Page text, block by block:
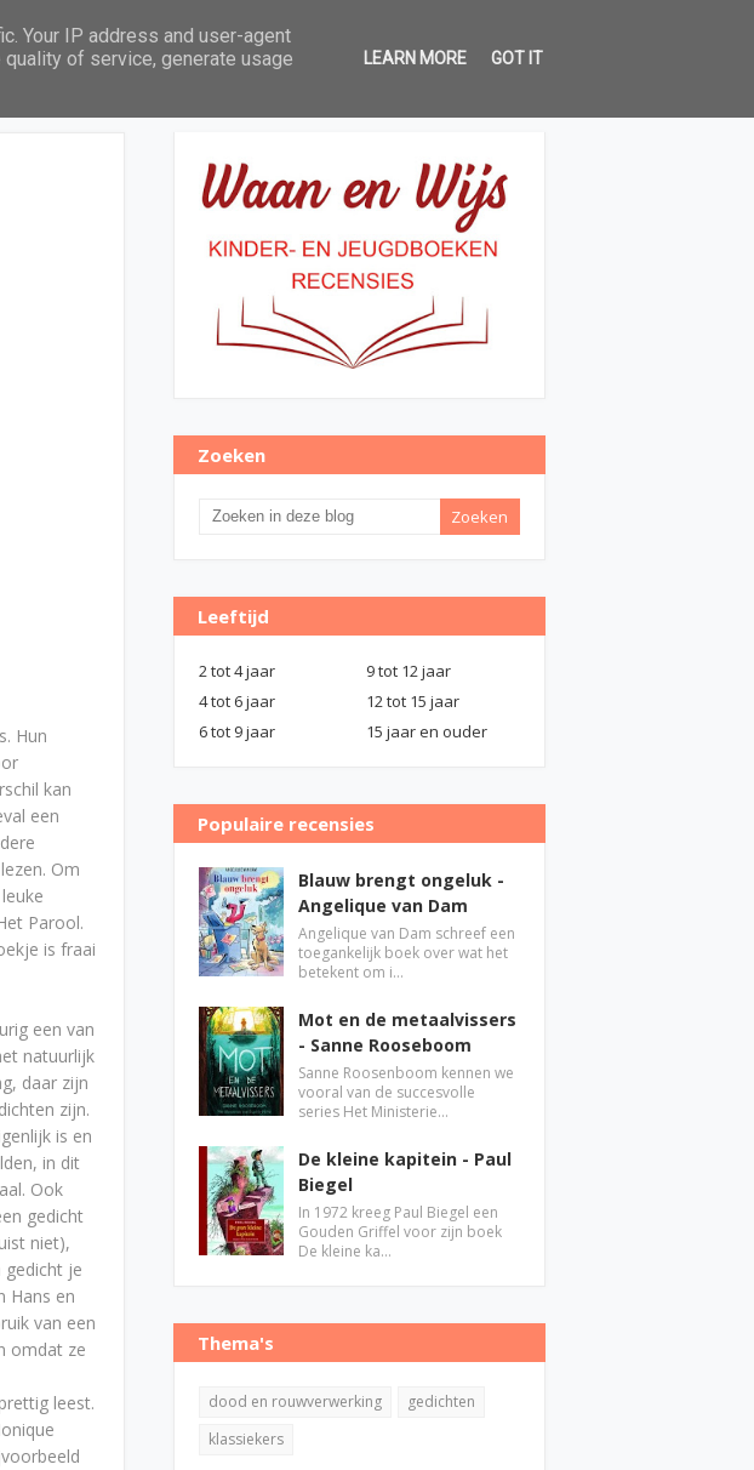
In het zonnetje Over Waan en Wijs
Hun
kan
een
Om
Parool.
is fraai
een van
natuurlijk
daar zijn
zijn.
is en
in dit
Ook
gedicht
niet),
gedicht je
Hans en
van een
omdat ze
leest.
Zoeken
Leeftijd
2 tot 4 jaar
9 tot 12 jaar
4 tot 6 jaar
12 tot 15 jaar
6 tot 9 jaar
15 jaar en ouder
Populaire recensies
Blauw brengt ongeluk -
Angelique van Dam
Angelique van Dam schreef een
toegankelijk boek over wat het
betekent om i…
Mot en de metaalvissers
- Sanne Rooseboom
Sanne Roosenboom kennen we
vooral van de succesvolle
series Het Ministerie…
De kleine kapitein - Paul
Biegel
In 1972 kreeg Paul Biegel een
Gouden Griffel voor zijn boek
De kleine ka…
Thema's
dood en rouwverwerking
gedichten
klassiekers
Your IP address and user-agent
of service, generate usage
LEARN MORE GOT IT